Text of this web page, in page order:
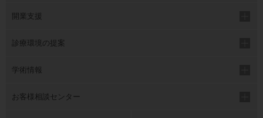
開業支援
診療環境の提案
学術情報
お客様相談センター